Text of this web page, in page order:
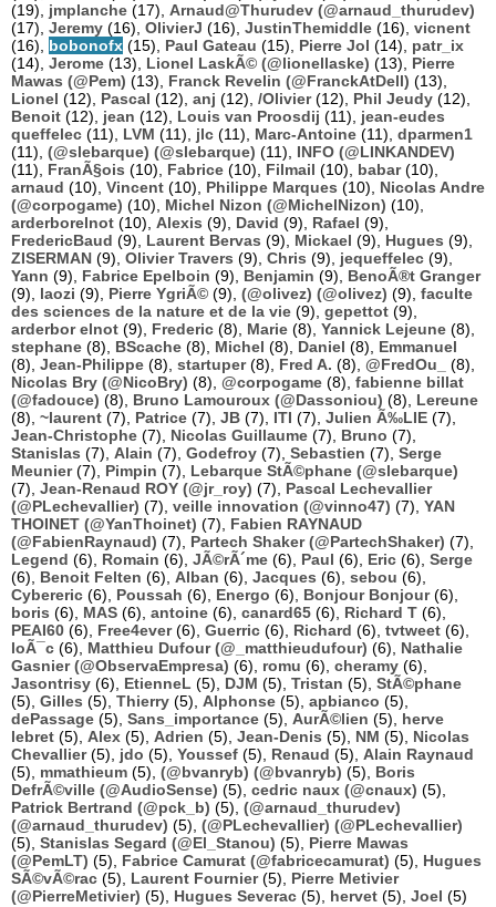
(19), jmplanche (17), Arnaud@Thurudev (@arnaud_thurudev)
(17), Jeremy (16), OlivierJ (16), JustinThemiddle (16), vicnent
(16), bobonofx (15), Paul Gateau (15), Pierre Jol (14), patr_ix
(14), Jerome (13), Lionel LaskÃ© (@lionellaske) (13), Pierre
Mawas (@Pem) (13), Franck Revelin (@FranckAtDell) (13),
Lionel (12), Pascal (12), anj (12), /Olivier(12), Phil Jeudy (12),
Benoit (12), jean (12), Louis van Proosdij (11), jean-eudes
queffelec (11), LVM (11), jlc (11), Marc-Antoine (11), dparmen1
(11), (@slebarque) (@slebarque) (11), INFO (@LINKANDEV)
(11), FranÃ§ois (10), Fabrice (10), Filmail (10), babar(10),
arnaud (10), Vincent (10), Philippe Marques (10), Nicolas Andre
(@corpogame) (10), Michel Nizon (@MichelNizon) (10),
arderborelnot (10), Alexis (9), David (9), Rafael (9),
FredericBaud (9), Laurent Bervas (9), Mickael (9), Hugues (9),
ZISERMAN (9), Olivier Travers (9), Chris (9), jequeffelec (9),
Yann (9), Fabrice Epelboin (9), Benjamin (9), BenoÃ®t Granger
(9), laozi (9), Pierre YgriÃ© (9), (@olivez) (@olivez) (9), faculte
des sciences de la nature et de la vie (9), gepettot (9),
arderbor elnot (9), Frederic (8), Marie (8), Yannick Lejeune (8),
stephane (8), BScache (8), Michel (8), Daniel (8), Emmanuel
(8), Jean-Philippe (8), startuper(8), Fred A. (8), @FredOu_
(8),
Nicolas Bry (@NicoBry) (8), @corpogame (8), fabienne billat
(@fadouce) (8), Bruno Lamouroux (@Dassoniou) (8), Lereune
(8), ~laurent (7), Patrice (7), JB (7), ITI (7), Julien Ã‰LIE (7),
Jean-Christophe (7), Nicolas Guillaume (7), Bruno (7),
Stanislas (7), Alain (7), Godefroy (7), Sebastien (7), Serge
Meunier(7), Pimpin (7), Lebarque StÃ©phane (@slebarque)
(7), Jean-Renaud ROY (@jr_roy) (7), Pascal Lechevallier
(@PLechevallier) (7), veille innovation (@vinno47) (7), YAN
THOINET (@YanThoinet) (7), Fabien RAYNAUD
(@FabienRaynaud) (7), Partech Shaker (@PartechShaker) (7),
Legend (6), Romain (6), JÃ©rÃ´me (6), Paul (6), Eric (6), Serge
(6), Benoit Felten (6), Alban (6), Jacques (6), sebou (6),
Cybereric (6), Poussah (6), Energo (6), Bonjour Bonjour(6),
boris (6), MAS (6), antoine (6), canard65 (6), Richard T (6),
PEAI60 (6), Free4ever(6), Guerric (6), Richard (6), tvtweet (6),
loÃ¯c (6), Matthieu Dufour (@_matthieudufour) (6), Nathalie
Gasnier (@ObservaEmpresa) (6), romu (6), cheramy (6),
Jasontrisy (6), EtienneL (5), DJM (5), Tristan (5), StÃ©phane
(5), Gilles (5), Thierry (5), Alphonse (5), apbianco (5),
dePassage (5), Sans_importance (5), AurÃ©lien (5), herve
lebret (5), Alex (5), Adrien (5), Jean-Denis (5), NM (5), Nicolas
Chevallier(5), jdo (5), Youssef (5), Renaud (5), Alain Raynaud
(5), mmathieum (5), (@bvanryb) (@bvanryb) (5), Boris
DefrÃ©ville (@AudioSense) (5), cedric naux (@cnaux) (5),
Patrick Bertrand (@pck_b) (5), (@arnaud_thurudev)
(@arnaud_thurudev) (5), (@PLechevallier) (@PLechevallier)
(5), Stanislas Segard (@El_Stanou) (5), Pierre Mawas
(@PemLT) (5), Fabrice Camurat (@fabricecamurat) (5), Hugues
SÃ©vÃ©rac (5), Laurent Fournier(5), Pierre Metivier
(@PierreMetivier) (5), Hugues Severac (5), hervet (5), Joel (5)